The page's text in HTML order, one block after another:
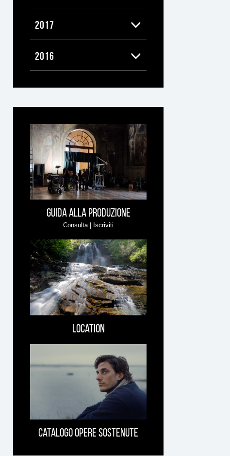
2017
2016
Ti
può
interessare
Guida alla produzione
Consulta | Iscriviti
Location
Catalogo opere sostenute